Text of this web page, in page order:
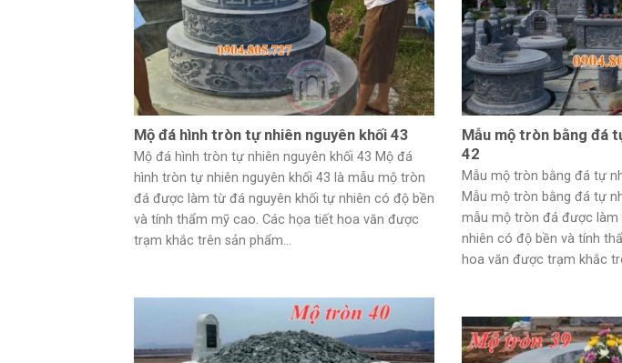
Mộ đá hình tròn tự nhiên nguyên khối 43
Mộ đá hình tròn tự nhiên nguyên khối 43 Mộ đá
hình tròn tự nhiên nguyên khối 43 là mẫu mộ tròn
đá được làm từ đá nguyên khối tự nhiên có độ bền
và tính thẩm mỹ cao. Các họa tiết hoa văn được
trạm khắc trên sản phẩm...
Mẫu mộ tròn bằng đá
42
Mẫu mộ tròn bằng đá tự
Mẫu mộ tròn bằng đá tự
mẫu mộ tròn đá được
nhiên có độ bền và tính
hoa văn được trạm khắc